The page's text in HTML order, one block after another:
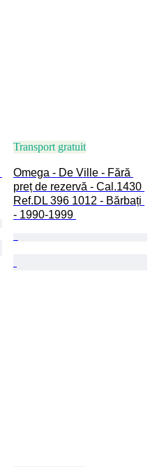
Transport gratuit
Omega - De Ville - Fără
preț de rezervă - Cal.1430
Ref.DL 396 1012 - Bărbați
- 1990-1999